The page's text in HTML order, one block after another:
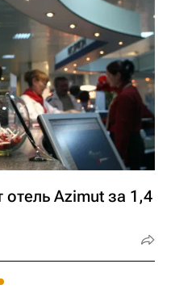
отель Azimut за 1,4